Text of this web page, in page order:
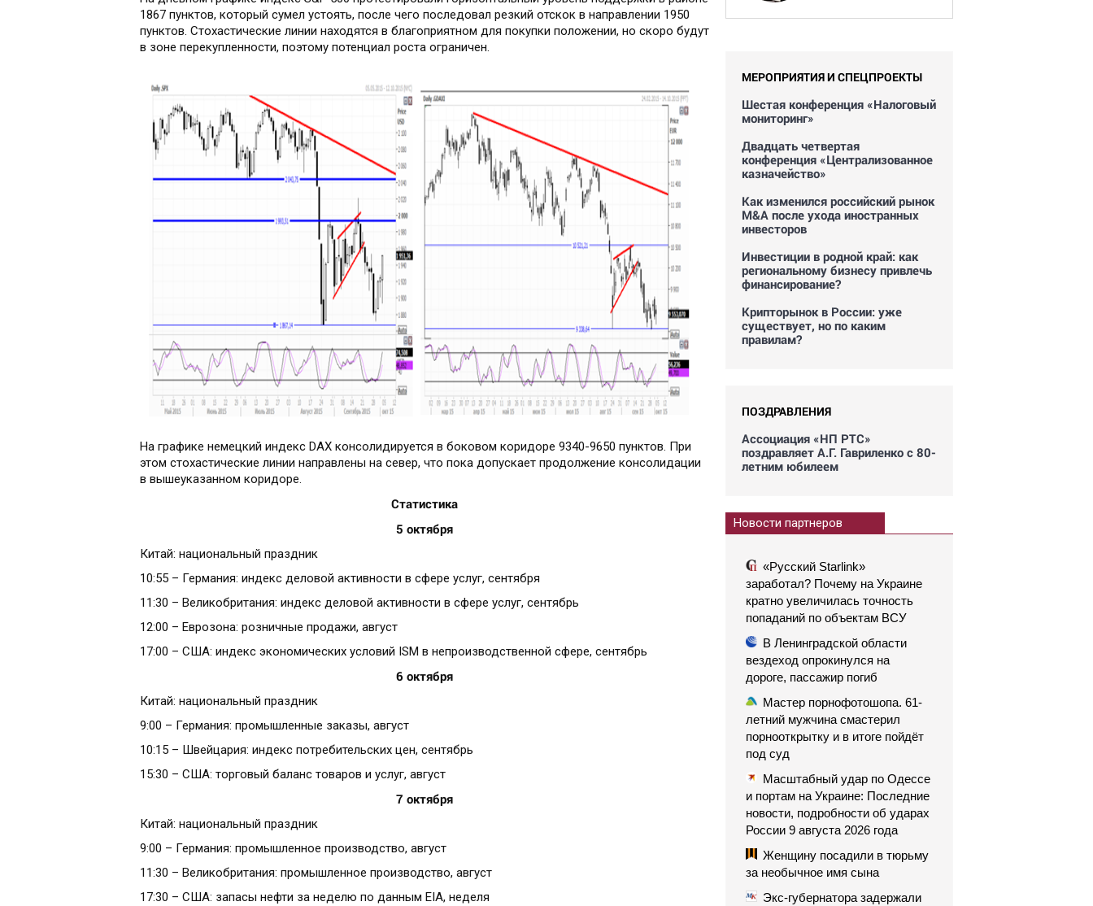
1867 пунктов, который сумел устоять, после чего последовал резкий отскок в направлении 1950
пунктов. Стохастические линии находятся в благоприятном для покупки положении, но скоро будут
в зоне перекупленности, поэтому потенциал роста ограничен.
На графике немецкий индекс DAX консолидируется в боковом коридоре 9340-9650 пунктов. При
этом стохастические линии направлены на север, что пока допускает продолжение консолидации
в вышеуказанном коридоре.
Статистика
5 октября
Китай: национальный праздник
10:55 – Германия: индекс деловой активности в сфере услуг, сентября
11:30 – Великобритания: индекс деловой активности в сфере услуг, сентябрь
12:00 – Еврозона: розничные продажи, август
17:00 – США: индекс экономических условий ISM в непроизводственной сфере, сентябрь
6 октября
Китай: национальный праздник
9:00 – Германия: промышленные заказы, август
10:15 – Швейцария: индекс потребительских цен, сентябрь
15:30 – США: торговый баланс товаров и услуг, август
7 октября
Китай: национальный праздник
9:00 – Германия: промышленное производство, август
11:30 – Великобритания: промышленное производство, август
17:30 – США: запасы нефти за неделю по данным EIA, неделя
МЕРОПРИЯТИЯ И СПЕЦПРОЕКТЫ
Шестая конференция «Налоговый
мониторинг»
Двадцать четвертая
конференция «Централизованное
казначейство»
Как изменился российский рынок
M&A после ухода иностранных
инвесторов
Инвестиции в родной край: как
региональному бизнесу привлечь
финансирование?
Крипторынок в России: уже
существует, но по каким
правилам?
ПОЗДРАВЛЕНИЯ
Ассоциация «НП РТС»
поздравляет А.Г. Гавриленко с 80-
летним юбилеем
Новости партнеров
«Русский Starlink»
заработал? Почему на Украине
кратно увеличилась точность
попаданий по объектам ВСУ
В Ленинградской области
вездеход опрокинулся на
дороге, пассажир погиб
Мастер порнофотошопа. 61-
летний мужчина смастерил
порнооткрытку и в итоге пойдёт
под суд
Масштабный удар по Одессе
и портам на Украине: Последние
новости, подробности об ударах
России 9 августа 2026 года
Женщину посадили в тюрьму
за необычное имя сына
Экс-губернатора задержали